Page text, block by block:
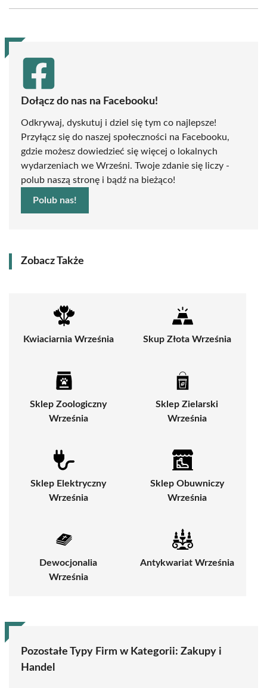
(Twitter)
Dołącz do nas na Facebooku!
Odkrywaj, dyskutuj i dziel się tym co najlepsze!
Przyłącz się do naszej społeczności na Facebooku,
gdzie możesz dowiedzieć się więcej o lokalnych
wydarzeniach we Wrześni. Twoje zdanie się liczy -
polub naszą stronę i bądź na bieżąco!
Polub nas!
Zobacz Także
Kwiaciarnia Września Skup Złota Września
Sklep Zoologiczny
Września
Sklep Zielarski
Września
Sklep Elektryczny
Września
Sklep Obuwniczy
Września
Dewocjonalia
Września
Antykwariat Września
Pozostałe Typy Firm w Kategorii: Zakupy i
Handel